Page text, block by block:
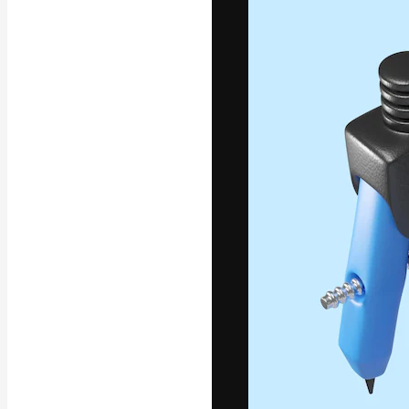
La plataforma
trabajo. Más
entre
Español
Copyright © 2010-